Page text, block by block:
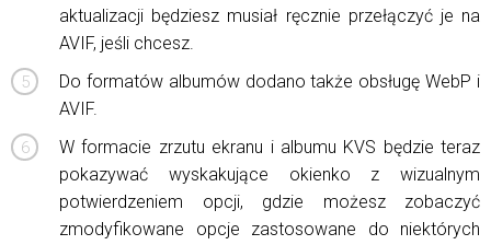
aktualizacji będziesz musiał ręcznie przełączyć je na
AVIF, jeśli chcesz.
Do formatów albumów dodano także obsługę WebP i
AVIF.
W formacie zrzutu ekranu i albumu KVS będzie teraz
pokazywać wyskakujące okienko z wizualnym
potwierdzeniem opcji, gdzie możesz zobaczyć
zmodyfikowane opcje zastosowane do niektórych